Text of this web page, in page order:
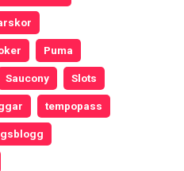
Puma
Saucony Slots
tempopass